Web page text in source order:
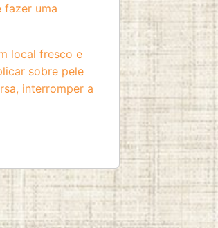
fazer uma
local fresco e
sobre pele
interromper a